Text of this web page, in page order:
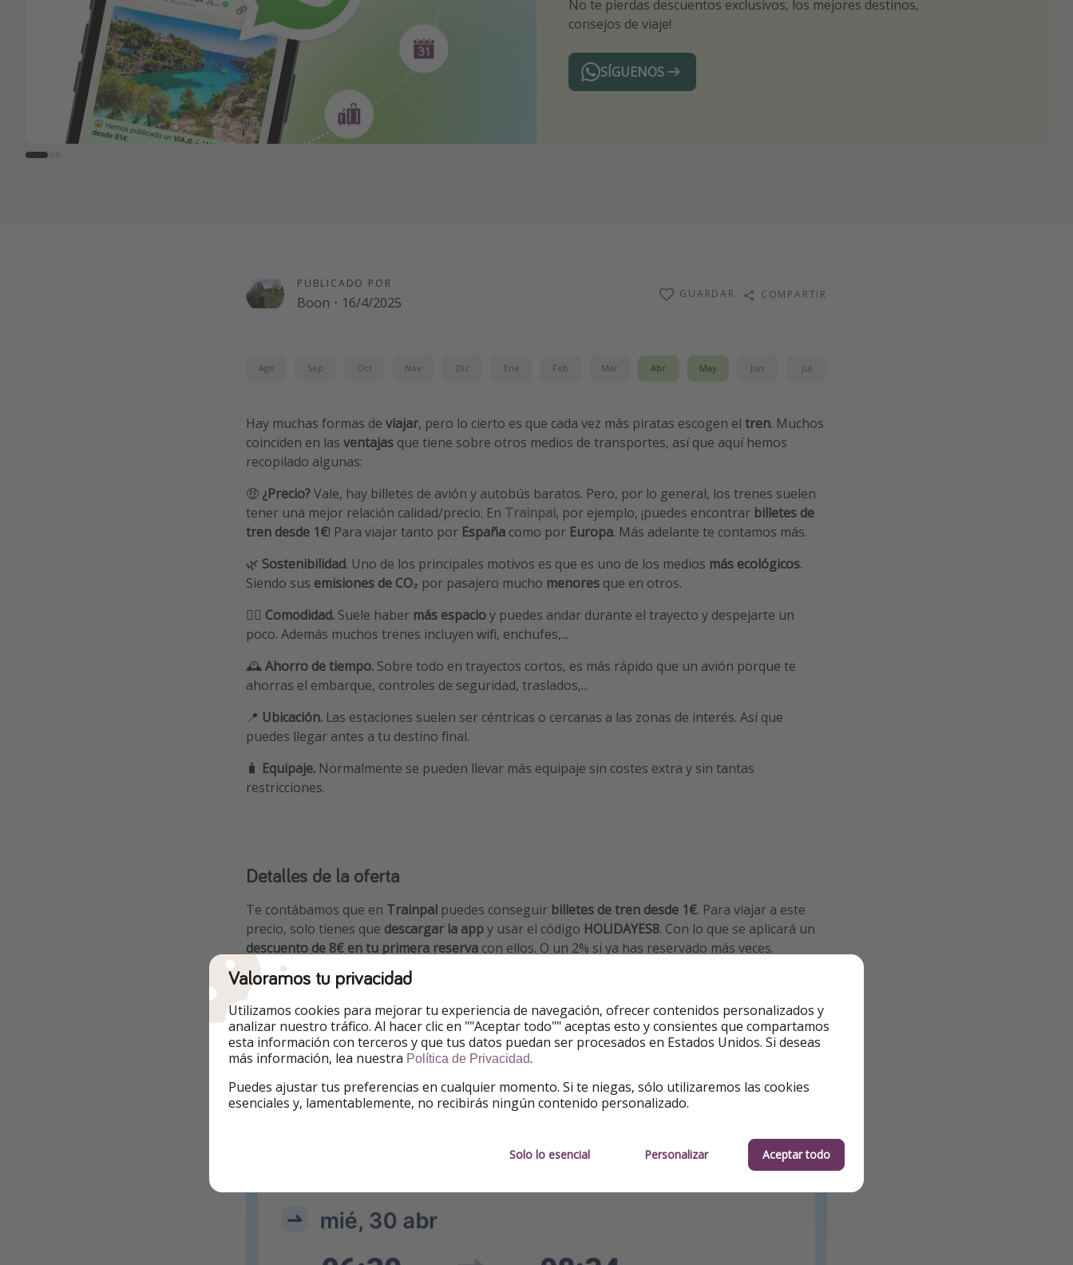
No te pierdas descuentos exclusivos, los mejores destinos,
consejos de viaje!
SÍGUENOS
Sé el primero en reservar nuestros chollazos
¡Recibe las mejores ofertas seleccionadas para ti por nuestros
expertos en viajes
Telegram
PUBLICADO POR
Boon · 16/4/2025
GUARDAR COMPARTIR
Ago Sep Oct Nov Dic Ene Feb Mar Abr May Jun Jul
Hay muchas formas de viajar, pero lo cierto es que cada vez más piratas escogen el tren. Muchos
coinciden en las ventajas que tiene sobre otros medios de transportes, así que aquí hemos
recopilado algunas:
🤑 ¿Precio?Vale, hay billetes de avión y autobús baratos. Pero, por lo general, los trenes suelen
tener una mejor relación calidad/precio. En Trainpal, por ejemplo, ¡puedes encontrar billetes de
tren desde 1€! Para viajar tanto por España como por Europa. Más adelante te contamos más.
🌿 Sostenibilidad. Uno de los principales motivos es que es uno de los medios más ecológicos.
Siendo sus emisiones de CO₂ por pasajero mucho menores que en otros.
🧘‍♀️ Comodidad. Suele haber más espacioy puedes andar durante el trayecto y despejarte un
poco. Además muchos trenes incluyen wifi, enchufes,...
🕰️Ahorro de tiempo. Sobre todo en trayectos cortos, es más rápido que un avión porque te
ahorras el embarque, controles de seguridad, traslados,...
📍 Ubicación. Las estaciones suelen ser céntricas o cercanas a las zonas de interés. Así que
puedes llegar antes a tu destino final.
🧳 Equipaje. Normalmente se pueden llevar más equipaje sin costes extra y sin tantas
restricciones.
Detalles de la oferta
Te contábamos que en Trainpal puedes conseguir billetes de tren desde 1€. Para viajar a este
precio, solo tienes que descargar la appy usar el código HOLIDAYES8. Con lo que se aplicará un
descuento de 8€ en tu primera reserva con ellos. O un 2% si ya has reservado más veces.
⭐️ Ej. de viaje a 1€
Madrid - Valencia, 30 de abril
Valoramos tu privacidad
Utilizamos cookies para mejorar tu experiencia de navegación, ofrecer contenidos personalizados y
analizar nuestro tráfico. Al hacer clic en ""Aceptar todo"" aceptas esto y consientes que compartamos
esta información con terceros y que tus datos puedan ser procesados en Estados Unidos. Si deseas
más información, lea nuestra Política de Privacidad.
Puedes ajustar tus preferencias en cualquier momento. Si te niegas, sólo utilizaremos las cookies
esenciales y, lamentablemente, no recibirás ningún contenido personalizado.
Solo lo esencial Personalizar Aceptar todo